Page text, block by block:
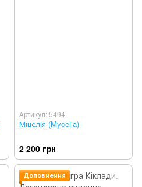
Артикул: 5494
Міцелія (Mycelia)
2 200 грн
Доповнення